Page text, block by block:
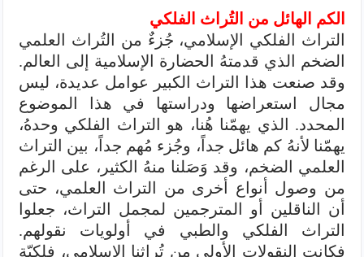
الكم الهائل من التُراث الفلكي
التراث الفلكي الإسلامي، جُزءٌ من التُراث العلمي
الضخم الذي قدمتهُ الحضارة الإسلامية إلى العالم.
وقد صنعت هذا التراث الكبير عوامل عديدة، ليس
مجال استعراضها ودراستها في هذا الموضوع
المحدد. الذي يهمّنا هُنا، هو التراث الفلكي وحدهُ،
يهمّنا لأنهُ كم هائل جداً، وجُزء مُهم جداً، بين التراث
العلمي الضخم، وقد وَصَلنا منهُ الكثير، على الرغم
من وصول أنواع أخرى من التراث العلمي، حتى
أن الناقلين أو المترجمين لمجمل التراث، جعلوا
التراث الفلكي والطبي في أولويات نقولهم.
فكانت النقولات الأولى من تُراثنا الإسلامي، فلكيّة